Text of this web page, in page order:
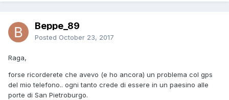
Beppe_89
Posted October 23, 2017
Raga,
forse ricorderete che avevo (e ho ancora) un problema col gps
del mio telefono.. ogni tanto crede di essere in un paesino alle
porte di San Pietroburgo.